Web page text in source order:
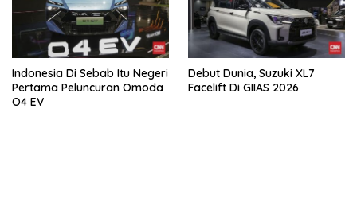
Indonesia Di Sebab Itu Negeri
Pertama Peluncuran Omoda
O4 EV
Debut Dunia, Suzuki XL7
Facelift Di GIIAS 2026